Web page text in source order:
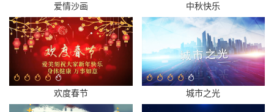
爱情沙画 中秋快乐
欢度春节 城市之光